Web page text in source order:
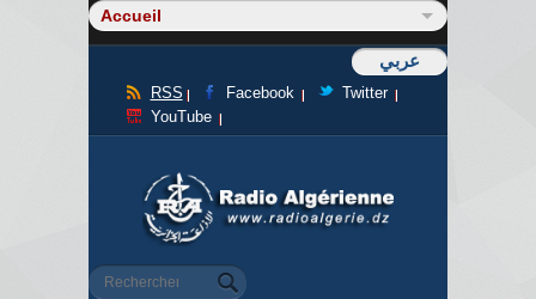
عربي
RSS Facebook
Twitter
YouTube
Formulaire de recherche
Rechercher